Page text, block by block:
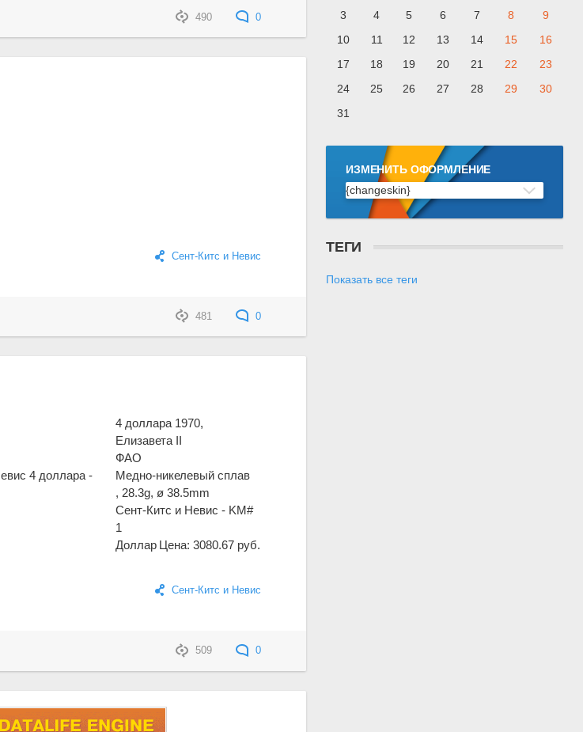
490 0
Сент-Китс и Невис
481 0
4 доллара 1970,
Елизавета II
ФАО
Медно-никелевый сплав
, 28.3g, ø 38.5mm
Сент-Китс и Невис - KM#
1
Доллар Цена: 3080.67 руб.
Сент-Китс и Невис
509 0
3
4 5 6 7 8
9
10
11 12 13 14 15
16
17
18 19 20 21 22
23
24
25 26 27 28 29
30
31
ИЗМЕНИТЬ ОФОРМЛЕНИЕ
{changeskin}
ТЕГИ
Показать все теги